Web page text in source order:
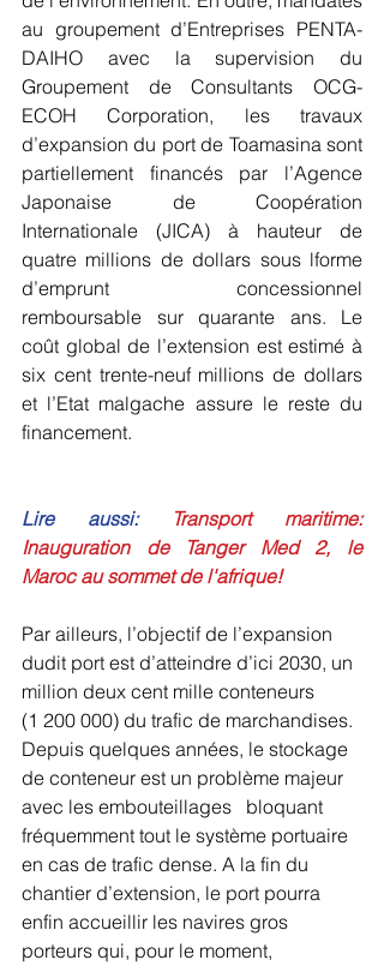
au groupement d’Entreprises PENTA-
DAIHO avec la supervision du
Groupement de Consultants OCG-
ECOH Corporation, les travaux
d’expansion du port de Toamasina sont
partiellement financés par l’Agence
Japonaise de Coopération
Internationale (JICA) à hauteur de
quatre millions de dollars sous lforme
d’emprunt concessionnel
remboursable sur quarante ans. Le
coût global de l’extension est estimé à
six cent trente-neuf millions de dollars
et l’Etat malgache assure le reste du
financement.
Lire aussi:
Transport maritime:
Inauguration de Tanger Med 2, le
Maroc au sommet de l'afrique!
Par ailleurs, l’objectif de l’expansion
dudit port est d’atteindre d’ici 2030, un
million deux cent mille conteneurs
(1 200 000) du trafic de marchandises.
Depuis quelques années, le stockage
de conteneur est un problème majeur
avec les embouteillages   bloquant
fréquemment tout le système portuaire
en cas de trafic dense. A la fin du
chantier d’extension, le port pourra
enfin accueillir les navires gros
porteurs qui, pour le moment,